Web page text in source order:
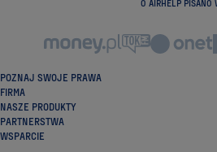
O AIRHELP PISANO
POZNAJ SWOJE PRAWA
FIRMA
NASZE PRODUKTY
PARTNERSTWA
WSPARCIE